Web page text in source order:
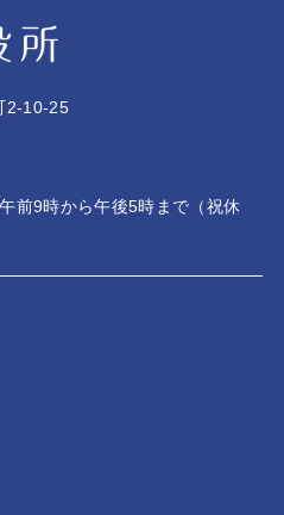
2-10-25
前9時から午後5時まで（祝休